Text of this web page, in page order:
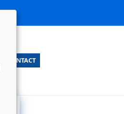
CONTACT